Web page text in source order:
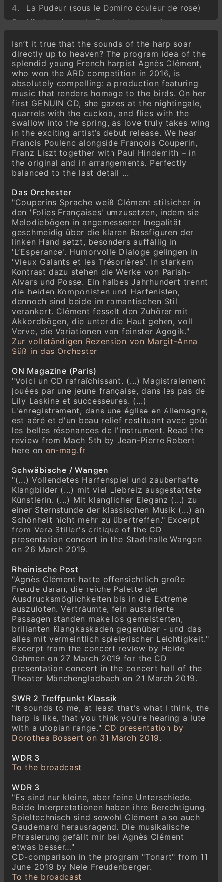
La Pudeur (sous le Domino couleur de rose)
L’Ardeur (sous le Domino incarnat)
La Fidélité (sous le Domino bleu)
La Persévérance (sous le Domino gris de
lin)
La Langueur (sous le Domino violet)
La Coquetterie (sous différents Dominos)
Les Vieux Galants et les Trésorières
Surannées (sous des Dominos pourpres et
feuilles mortes)
Les Coucous Bénévoles (sous des Dominos
jaunes)
La Jalousie Taciturne (sous le Domino gris
La Frénésie, ou le Désespoir (sous le
Domino noir)
Franz Liszt (1811–1886)
Liebestraum No. 3 “O lieb, so lang du lieben
kannst”, S. 541 (1850)
Poco Allegro, con affetto
Jean-Philippe Rameau (1683–1764)
Pièces de Clavecin (Suite in E minor)
(1724)
Le Rappel des Oiseaux
Paul Hindemith (1895–1963)
Harp Sonata (1939)
I. Mäßig schnell
II. Lebhaft
III. Lied: “Ihr Freunde, hänget” - sehr
langsam
Louis-Claude Daquin
Troisième Suite de Pièces de Clavecin
(1735)
Le Coucou - Vif
Franz Liszt
Le Rossignol (The Nightingale), S. 250-1
François Couperin
Troisième Livre de Clavecin (1722)
Rossignol en Amour - Lentement, et très
tendrement, quoy que mesuré
Wilhelm Posse (1852–1925)
Variationen über den Karnaval von Venedig
(1919)
Franz Liszt
Consolation No. 3 in D major, S. 172 (1849)
Lento placido
Isn’t it true that the sounds of the harp soar
directly up to heaven? The program idea of the
splendid young French harpist Agnès Clément,
who won the ARD competition in 2016, is
absolutely compelling: a production featuring
music that renders homage to the birds. On her
first GENUIN CD, she gazes at the nightingale,
quarrels with the cuckoo, and flies with the
swallow into the spring, as love truly takes wing
in the exciting artist’s debut release. We hear
Francis Poulenc alongside François Couperin,
Franz Liszt together with Paul Hindemith – in
the original and in arrangements. Perfectly
balanced to the last detail ...
Das Orchester
"Couperins Sprache weiß Clément stilsicher in
den 'Folies Françaises' umzusetzen, indem sie
Melodiebögen in angemessener Inegalität
geschmeidig über die klaren Bassfiguren der
linken Hand setzt, besonders auffällig in
'L’Esperance'. Humorvolle Dialoge gelingen in
'Vieux Galants et les Trésorières'. In starkem
Kontrast dazu stehen die Werke von Parish-
Alvars und Posse. Ein halbes Jahrhundert trennt
die beiden Komponisten und Harfenisten,
dennoch sind beide im romantischen Stil
verankert. Clément fesselt den Zuhörer mit
Akkordbögen, die unter die Haut gehen, voll
Verve, die Variationen von feinster Agogik."
Zur vollständigen Rezension von Margit-Anna
Süß in das Orchester
ON Magazine (Paris)
"Voici un CD rafraîchissant. (...) Magistralement
jouées par une jeune française, dans les pas de
Lily Laskine et successeures. (...)
L'enregistrement, dans une église en Allemagne,
est aéré et d'un beau relief restituant avec goût
les belles résonances de l'instrument. Read the
review from Mach 5th by Jean-Pierre Robert
here on on-mag.fr
Schwäbische / Wangen
"(...) Vollendetes Harfenspiel und zauberhafte
Klangbilder (...) mit viel Liebreiz ausgestattete
Künstlerin. (...) Mit klanglicher Eleganz (...) zu
einer Sternstunde der klassischen Musik (...) an
Schönheit nicht mehr zu übertreffen." Excerpt
from Vera Stiller's critique of the CD
presentation concert in the Stadthalle Wangen
on 26 March 2019.
Rheinische Post
"Agnès Clément hatte offensichtlich große
Freude daran, die reiche Palette der
Ausdrucksmöglichkeiten bis in die Extreme
auszuloten. Verträumte, fein austarierte
Passagen standen makellos gemeisterten,
brillanten Klangkaskaden gegenüber - und das
alles mit vermeintlich spielerischer Leichtigkeit."
Excerpt from the concert review by Heide
Oehmen on 27 March 2019 for the CD
presentation concert in the concert hall of the
Theater Mönchengladbach on 21 March 2019.
SWR 2 Treffpunkt Klassik
"It sounds to me, at least that's what I think, the
harp is like, that you think you're hearing a lute
with a utopian range." CD presentation by
Dorothea Bossert on 31 March 2019.
WDR 3
To the broadcast
WDR 3
"Es sind nur kleine, aber feine Unterschiede.
Beide Interpretationen haben ihre Berechtigung.
Spieltechnisch sind sowohl Clément also auch
Gaudemard herausragend. Die musikalische
Phrasierung gefällt mir bei Agnès Clément
etwas besser…"
CD-comparison in the program "Tonart" from 11
June 2019 by Nele Freudenberger.
To the broadcast